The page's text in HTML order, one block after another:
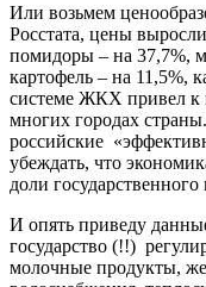
Или возьмем
Росстата, цены
помидоры – на 37,7%,
картофель – на 11,5%,
системе ЖКХ привел к
многих городах
российские
убеждать, что
доли государственного
И опять приведу
государство (!!)
молочные продукты,